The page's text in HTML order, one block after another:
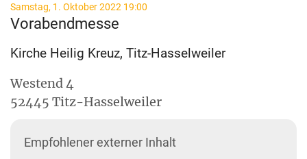
Samstag, 1. Oktober 2022 19:00
Vorabendmesse
Kirche Heilig Kreuz, Titz-Hasselweiler
Westend 4
52445 Titz-Hasselweiler
Empfohlener externer Inhalt